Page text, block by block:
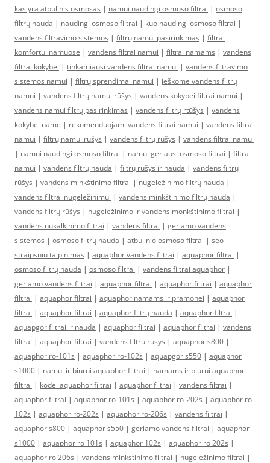
kas yra atbulinis osmosas | namui naudingi osmoso filtrai | osmoso
filtrų nauda | naudingi osmoso filtrai | kuo naudingi osmoso filtrai |
vandens filtravimo sistemos | filtrų namui pasirinkimas | filtrai
komfortui namuose | vandens filtrai namui | filtrai namams | vandens
filtrai kokybei | tinkamiausi vandens filtrai namui | vandens filtravimo
sistemos namui | filtrų sprendimai namui | ieškome vandens filtrų
namui | vandens filtrų namui rūšys | vandens kokybei filtrai namui |
vandens namui filtrų pasirinkimas | vandens filtrų rtūšys | vandens
kokybei name | rekomenduojami vandens filtrai namui | vandens filtrai
namui | filtrų namui rūšys | vandens filtrų rūšys | vandens filtrai namui
| namui naudingi osmoso filtrai | namui geriausi osmoso filtrai | filtrai
namui | vandens filtrų nauda | filtrų rūšys ir nauda | vandens filtrų
rūšys | vandens minkštinimo filtrai | nugeležinimo filtrų nauda |
vandens filtrai nugeležinimui | vandens minkštinimo filtrų nauda |
vandens filtrų rūšys | nugeležinimo ir vandens monkštinimo filtrai |
vandens nukalkinimo filtrai | vandens filtrai | geriamo vandens
sistemos | osmoso filtrų nauda | atbulinio osmoso filtrai | seo
straipsniu talpinimas | aquaphor vandens filtrai | aquaphor filtrai |
osmoso filtrų nauda | osmoso filtrai | vandens filtrai aquaphor |
geriamo vandens filtrai | aquaphor filtrai | aquaphor filtrai | aquaphor
filtrai | aquaphor filtrai | aquaphor namams ir pramonei | aquaphor
filtrai | aquaphor filtrai | aquaphor filtrų nauda | aquaphor filtrai |
aquapgor filtrai ir nauda | aquaphor filtrai | aquaphor filtrai | vandens
filtrai | aquaphor filtrai | vandens filtru rusys | aquaphor s800 |
aquaphor ro-101s | aquaphor ro-102s | aquapgor s550 | aquaphor
s1000 | namui ir biurui aquaphor filtrai | namams ir biurui aquaphor
filtrai | kodel aquaphor filtrai | aquaphor filtrai | vandens filtrai |
aquaphor filtrai | aquaphor ro-101s | aquaphor ro-202s | aquaphor ro-
102s | aquaphor ro-202s | aquaphor ro-206s | vandens filtrai |
aquaphor s800 | aquaphor s550 | geriamo vandens filtrai | aquaphor
s1000 | aquaphor ro 101s | aquaphor 102s | aquaphor ro 202s |
aquaphor ro 206s | vandens minkstinimo filtrai | nugeležinimo filtrai |